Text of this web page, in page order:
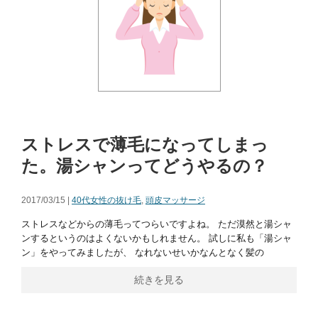
ストレスで薄毛になってしまっ
た。湯シャンってどうやるの？
2017/03/15 | 40代女性の抜け毛, 頭皮マッサージ
ストレスなどからの薄毛ってつらいですよね。 ただ漠然と湯シャ
ンするというのはよくないかもしれません。 試しに私も「湯シャ
ン」をやってみましたが、 なれないせいかなんとなく髪の
続きを見る